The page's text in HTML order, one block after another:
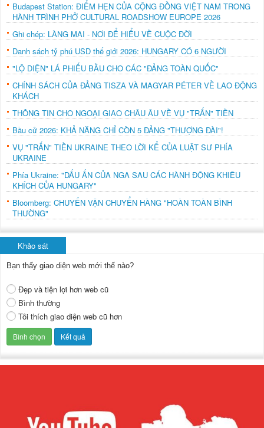
Budapest Station: ĐIỂM HẸN CỦA CỘNG ĐỒNG VIỆT NAM TRONG
HÀNH TRÌNH PHỞ CULTURAL ROADSHOW EUROPE 2026
Ghi chép: LÀNG MAI - NƠI ĐỂ HIỂU VỀ CUỘC ĐỜI
Danh sách tỷ phú USD thế giới 2026: HUNGARY CÓ 6 NGƯỜI
"LỘ DIỆN" LÁ PHIẾU BẦU CHO CÁC "ĐẢNG TOÀN QUỐC"
CHÍNH SÁCH CỦA ĐẢNG TISZA VÀ MAGYAR PÉTER VỀ LAO ĐỘNG
KHÁCH
THÔNG TIN CHO NGOẠI GIAO CHÂU ÂU VỀ VỤ "TRẤN" TIỀN
Bầu cử 2026: KHẢ NĂNG CHỈ CÒN 5 ĐẢNG "THƯỢNG ĐÀI"!
VỤ "TRẤN" TIỀN UKRAINE THEO LỜI KỂ CỦA LUẬT SƯ PHÍA
UKRAINE
Phía Ukraine: "DẤU ẤN CỦA NGA SAU CÁC HÀNH ĐỘNG KHIÊU
KHÍCH CỦA HUNGARY"
Bloomberg: CHUYẾN VẬN CHUYỂN HÀNG "HOÀN TOÀN BÌNH
THƯỜNG"
Khảo sát
Bạn thấy giao diện web mới thế nào?
Đẹp và tiện lợi hơn web cũ
Bình thường
Tôi thích giao diện web cũ hơn